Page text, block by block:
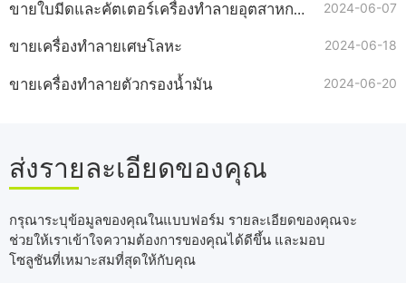
ขายใบมีดและคัตเตอร์เครื่องทำลายอุตสาหกรรม 2024-06-07
ขายเครื่องทำลายเศษโลหะ 2024-06-18
ขายเครื่องทำลายตัวกรองน้ำมัน 2024-06-20
ส่งรายละเอียดของคุณ
กรุณาระบุข้อมูลของคุณในแบบฟอร์ม รายละเอียดของคุณจะ
ช่วยให้เราเข้าใจความต้องการของคุณได้ดีขึ้น และมอบ
โซลูชันที่เหมาะสมที่สุดให้กับคุณ